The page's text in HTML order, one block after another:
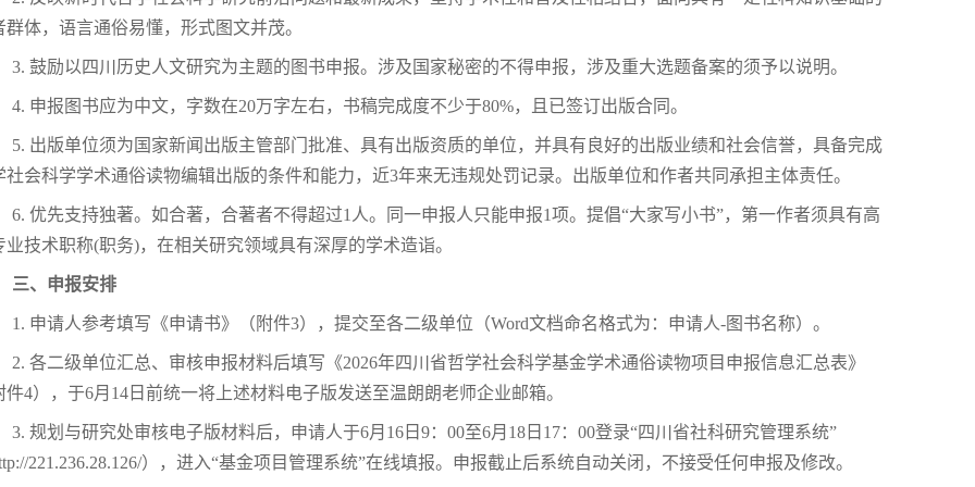
群体，语言通俗易懂，形式图文并茂。
3. 鼓励以四川历史人文研究为主题的图书申报。涉及国家秘密的不得申报，涉及重大选题备案的须予以说明。
4. 申报图书应为中文，字数在20万字左右，书稿完成度不少于80%，且已签订出版合同。
5. 出版单位须为国家新闻出版主管部门批准、具有出版资质的单位，并具有良好的出版业绩和社会信誉，具备完成
社会科学学术通俗读物编辑出版的条件和能力，近3年来无违规处罚记录。出版单位和作者共同承担主体责任。
6. 优先支持独著。如合著，合著者不得超过1人。同一申报人只能申报1项。提倡“大家写小书”，第一作者须具有高
业技术职称(职务)，在相关研究领域具有深厚的学术造诣。
三、 申报安排
1. 申请人参考填写《申请书》（附件3），提交至各二级单位（Word文档命名格式为：申请人-图书名称）。
2. 各二级单位汇总、审核申报材料后填写《2026年四川省哲学社会科学基金学术通俗读物项目申报信息汇总表》
件4），于6月14日前统一将上述材料电子版发送至温朗朗老师企业邮箱。
3. 规划与研究处审核电子版材料后，申请人于6月16日9：00至6月18日17：00登录“四川省社科研究管理系统”
221.236.28.126/），进入“基金项目管理系统”在线填报。申报截止后系统自动关闭，不接受任何申报及修改。